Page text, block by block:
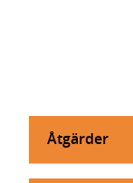
Åtgärder